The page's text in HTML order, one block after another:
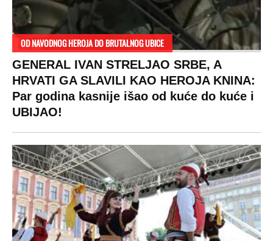
OD NAVODNOG HEROJA DO BRUTALNOG UBICE
GENERAL IVAN STRELJAO SRBE, A
HRVATI GA SLAVILI KAO HEROJA KNINA:
Par godina kasnije išao od kuće do kuće i
UBIJAO!